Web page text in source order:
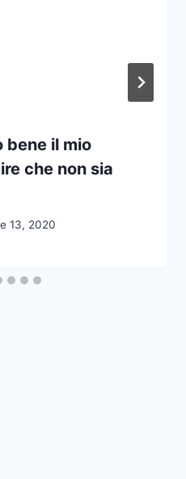
bene il mio
che non sia
13, 2020